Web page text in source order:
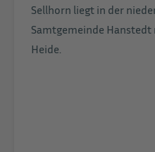
Sellhorn liegt in der
Samtgemeinde
Heide.